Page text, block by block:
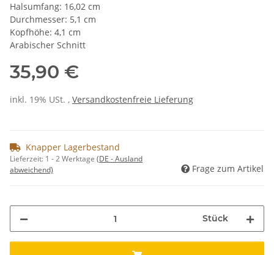
Halsumfang: 16,02 cm
Durchmesser: 5,1 cm
Kopfhöhe: 4,1 cm
Arabischer Schnitt
35,90 €
inkl. 19% USt. , Versandkostenfreie Lieferung
Knapper Lagerbestand
Lieferzeit: 1 - 2 Werktage (DE - Ausland
abweichend)
Frage zum Artikel
Stück